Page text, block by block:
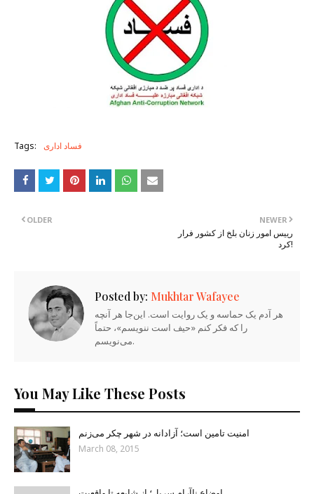
Tags: فساد اداری
NEWER
رییس امور زنان بلخ از کشور فرار
کرد!
OLDER
Posted by: Mukhtar Wafayee
هر آدم یک حماسه و یک روایت است. این‌جا هر آنچه
را که فکر کنم «حیف است ننویسم»، حتماً
می‌نویسم.
You May Like These Posts
امنیت تامین است؛ آزادانه در شهر چکر می‌زنم
March 08, 2015